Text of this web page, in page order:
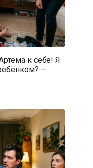
к себе! Я
—